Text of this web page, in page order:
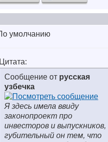
Цитата:
Сообщение от русская
узбечка
Я здесь имела ввиду
законопроект про
инвесторов и выпускников,
губительный он тем, что